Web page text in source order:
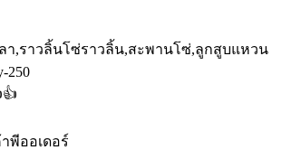
ลา,ราวลิ้นโซ่ราวลิ้น,สะพานโซ่,ลูกสูบแหวน
250
พีออเดอร์